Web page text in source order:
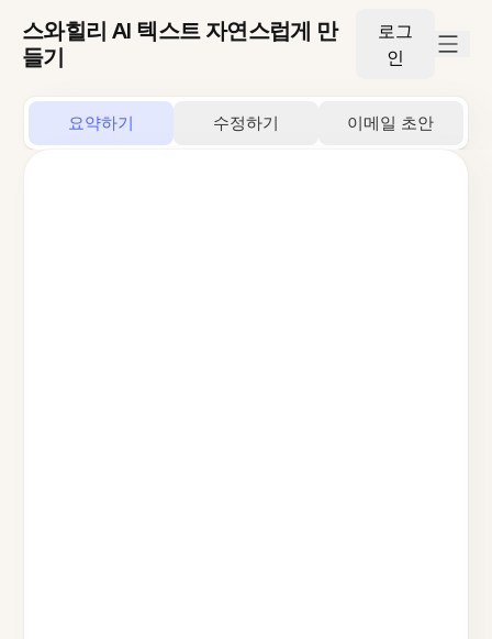
스와힐리 AI 텍스트 자연스럽게 만
들기
로그
인
요약하기 수정하기 이메일 초안